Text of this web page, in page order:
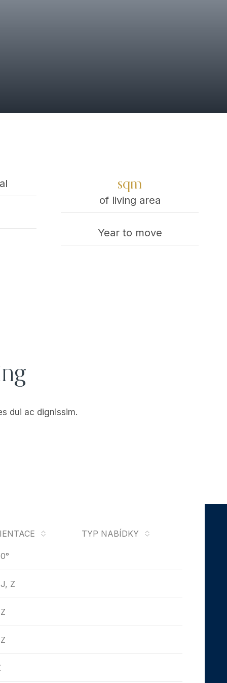
sqm
of living area
Year to move
dui ac dignissim.
TYP NABÍDKY
Z